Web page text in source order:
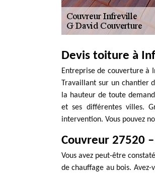
Devis toiture à
Entreprise de couverture à
Travaillant sur un chantier
la hauteur de toute
et ses différentes villes.
intervention. Vous pouvez
Couvreur 27520
Vous avez peut-être
de chauffage au bois.